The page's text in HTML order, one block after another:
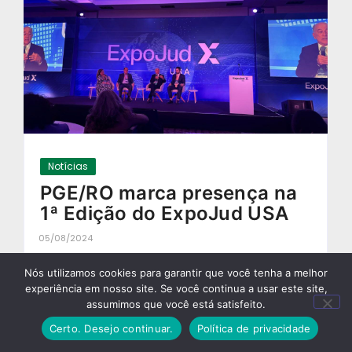
Notícias
PGE/RO marca presença na
1ª Edição do ExpoJud USA
05/08/2024
Nós utilizamos cookies para garantir que você tenha a melhor
experiência em nosso site. Se você continua a usar este site,
assumimos que você está satisfeito.
Certo. Desejo continuar.
Política de privacidade